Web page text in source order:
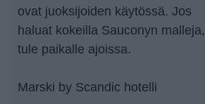
ovat juoksijoiden käytössä. Jos
haluat kokeilla Sauconyn malleja,
tule paikalle ajoissa.
Marski by Scandic hotelli